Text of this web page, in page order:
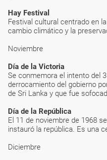
Hay Festival
Festival cultural centrado en
cambio climático y la
Noviembre
Día de la Victoria
Se conmemora el intento del
derrocamiento del gobierno
de Sri Lanka y que fue
Día de la República
El 11 de noviembre de 1968
instauró la república. Es una
Diciembre